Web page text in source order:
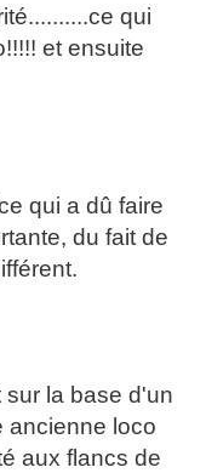
qui
et ensuite
qui a dû faire
du fait de
sur la base d'un
ancienne loco
aux flancs de